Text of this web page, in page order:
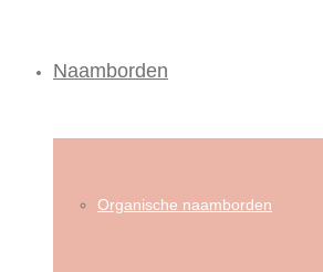
Naamborden
Organische naamborden